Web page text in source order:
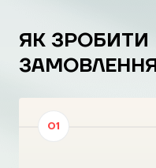
ЯК ЗРОБИТИ